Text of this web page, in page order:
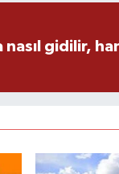
nasıl gidilir,